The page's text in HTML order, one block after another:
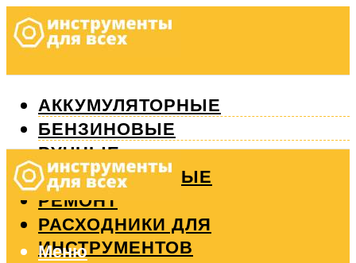
АККУМУЛЯТОРНЫЕ
БЕНЗИНОВЫЕ
РУЧНЫЕ
ИЗМЕРИТЕЛЬНЫЕ
РЕМОНТ
РАСХОДНИКИ ДЛЯ
ИНСТРУМЕНТОВ
Меню